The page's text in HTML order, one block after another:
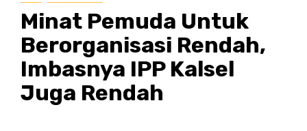
Minat Pemuda Untuk
Berorganisasi Rendah,
Imbasnya IPP Kalsel
Juga Rendah